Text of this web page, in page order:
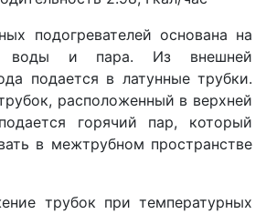
подогревателей основана на
воды и пара. Из внешней
подается в латунные трубки.
расположенный в верхней
горячий пар, который
в межтрубном пространстве
трубок при температурных